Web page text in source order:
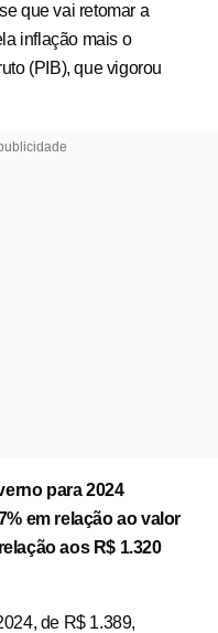
que vai retomar a
inflação mais o
(PIB), que vigorou
para 2024
em relação ao valor
aos R$ 1.320
de R$ 1.389,